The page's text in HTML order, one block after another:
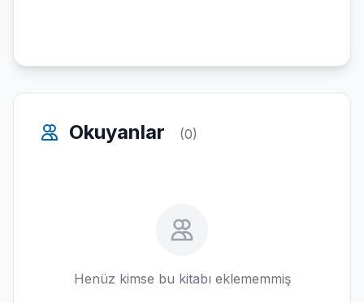
Okuyanlar (0)
Henüz kimse bu kitabı eklememmiş